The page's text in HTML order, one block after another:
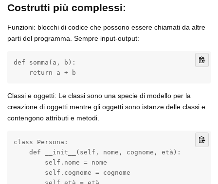
Costrutti più complessi:
Funzioni: blocchi di codice che possono essere chiamati da altre
parti del programma. Sempre input-output:
def somma(a, b):
    return a + b
Classi e oggetti: Le classi sono una specie di modello per la
creazione di oggetti mentre gli oggetti sono istanze delle classi e
contengono attributi e metodi.
class Persona:
    def __init__(self, nome, cognome, età):
        self.nome = nome
        self.cognome = cognome